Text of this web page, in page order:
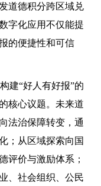
道德积分跨区域兑
字化应用不仅能提
的便捷性和可信
建“好人有好报”的
核心议题。未来道
法治保障转变，通
；从区域探索向国
评价与激励体系；
、社会组织、公民